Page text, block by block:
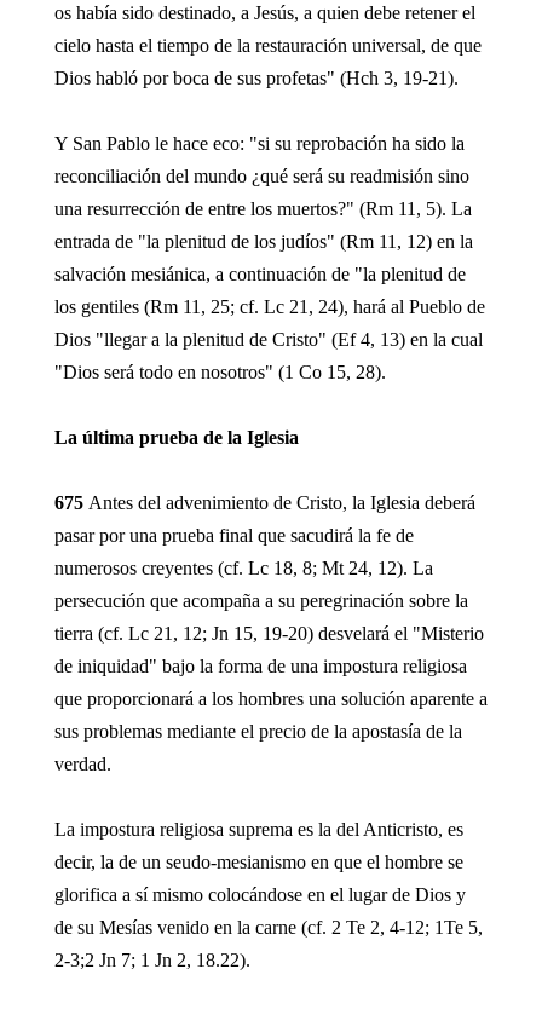
os había sido destinado, a Jesús, a quien debe retener el
cielo hasta el tiempo de la restauración universal, de que
Dios habló por boca de sus profetas" (Hch 3, 19-21).
Y San Pablo le hace eco: "si su reprobación ha sido la
reconciliación del mundo ¿qué será su readmisión sino
una resurrección de entre los muertos?" (Rm 11, 5). La
entrada de "la plenitud de los judíos" (Rm 11, 12) en la
salvación mesiánica, a continuación de "la plenitud de
los gentiles (Rm 11, 25; cf. Lc 21, 24), hará al Pueblo de
Dios "llegar a la plenitud de Cristo" (Ef 4, 13) en la cual
"Dios será todo en nosotros" (1 Co 15, 28).
La última prueba de la Iglesia
675 Antes del advenimiento de Cristo, la Iglesia deberá
pasar por una prueba final que sacudirá la fe de
numerosos creyentes (cf. Lc 18, 8; Mt 24, 12). La
persecución que acompaña a su peregrinación sobre la
tierra (cf. Lc 21, 12; Jn 15, 19-20) desvelará el "Misterio
de iniquidad" bajo la forma de una impostura religiosa
que proporcionará a los hombres una solución aparente a
sus problemas mediante el precio de la apostasía de la
verdad.
La impostura religiosa suprema es la del Anticristo, es
decir, la de un seudo-mesianismo en que el hombre se
glorifica a sí mismo colocándose en el lugar de Dios y
de su Mesías venido en la carne (cf. 2 Te 2, 4-12; 1Te 5,
2-3;2 Jn 7; 1 Jn 2, 18.22).